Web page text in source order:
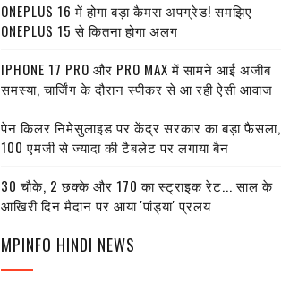
ONEPLUS 16 में होगा बड़ा कैमरा अपग्रेड! समझिए
ONEPLUS 15 से कितना होगा अलग
IPHONE 17 PRO और PRO MAX में सामने आई अजीब
समस्या, चार्जिंग के दौरान स्पीकर से आ रही ऐसी आवाज
पेन किलर निमेसुलाइड पर केंद्र सरकार का बड़ा फैसला,
100 एमजी से ज्यादा की टैबलेट पर लगाया बैन
30 चौके, 2 छक्के और 170 का स्ट्राइक रेट... साल के
आखिरी दिन मैदान पर आया 'पांड्या' प्रलय
MPINFO HINDI NEWS